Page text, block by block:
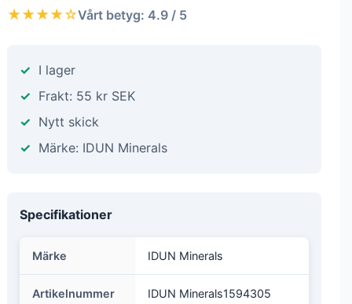
★★★★☆Vårt betyg: 4.9 / 5
I lager
Frakt: 55 kr SEK
Nytt skick
Märke: IDUN Minerals
Specifikationer
Märke IDUN Minerals
Artikelnummer IDUN Minerals1594305